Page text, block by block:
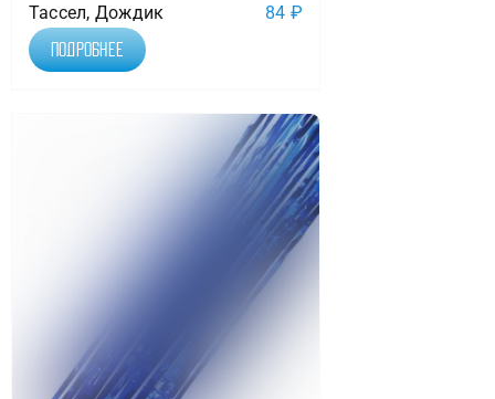
Тассел, Дождик 84 ₽
Подробнее